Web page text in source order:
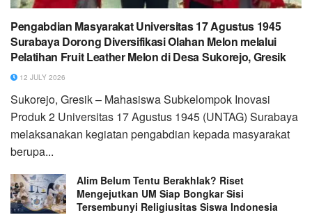
Pengabdian Masyarakat Universitas 17 Agustus 1945
Surabaya Dorong Diversifikasi Olahan Melon melalui
Pelatihan Fruit Leather Melon di Desa Sukorejo, Gresik
12 JULY 2026
Sukorejo, Gresik – Mahasiswa Subkelompok Inovasi
Produk 2 Universitas 17 Agustus 1945 (UNTAG) Surabaya
melaksanakan kegiatan pengabdian kepada masyarakat
berupa...
Alim Belum Tentu Berakhlak? Riset
Mengejutkan UM Siap Bongkar Sisi
Tersembunyi Religiusitas Siswa Indonesia